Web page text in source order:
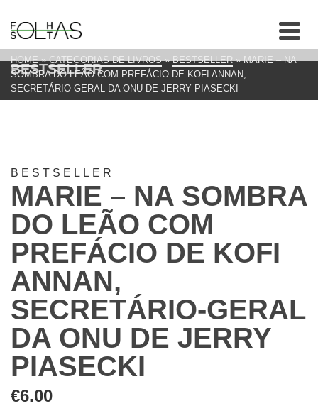
BESTSELLER
HOME » CATEGORIAS DE LIVROS » BESTSELLER » MARIE – NA
SOMBRA DO LEÃO COM PREFÁCIO DE KOFI ANNAN,
SECRETÁRIO-GERAL DA ONU DE JERRY PIASECKI
BESTSELLER
MARIE – NA SOMBRA
DO LEÃO COM
PREFÁCIO DE KOFI
ANNAN,
SECRETÁRIO-GERAL
DA ONU DE JERRY
PIASECKI
€6.00